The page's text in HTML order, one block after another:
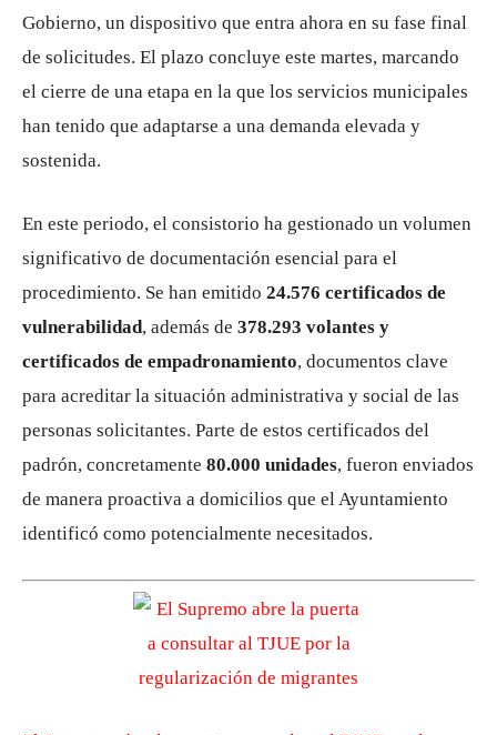
Gobierno, un dispositivo que entra ahora en su fase final
de solicitudes. El plazo concluye este martes, marcando
el cierre de una etapa en la que los servicios municipales
han tenido que adaptarse a una demanda elevada y
sostenida.
En este periodo, el consistorio ha gestionado un volumen
significativo de documentación esencial para el
procedimiento. Se han emitido 24.576 certificados de
vulnerabilidad, además de 378.293 volantes y
certificados de empadronamiento, documentos clave
para acreditar la situación administrativa y social de las
personas solicitantes. Parte de estos certificados del
padrón, concretamente 80.000 unidades, fueron enviados
de manera proactiva a domicilios que el Ayuntamiento
identificó como potencialmente necesitados.